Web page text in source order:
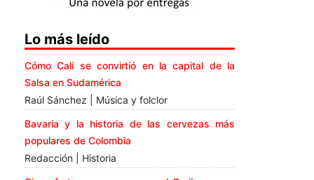
Lo más leído
Cómo Cali se convirtió en la capital de la
Salsa en Sudamérica
Raúl Sánchez | Música y folclor
Bavaria y la historia de las cervezas más
populares de Colombia
Redacción | Historia